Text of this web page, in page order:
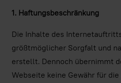
1. Haftungsbeschränkung
Die Inhalte des
größtmöglicher Sorgfalt und
erstellt. Dennoch übernimmt
Webseite keine Gewähr für